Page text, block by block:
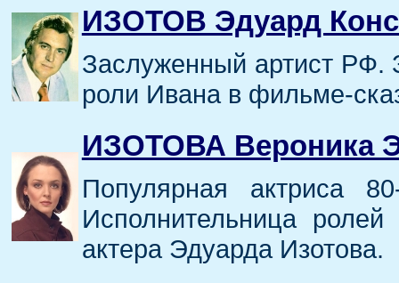
ИЗОТОВ Эдуард
Заслуженный артист РФ.
роли Ивана в фильме-
ИЗОТОВА Вероника
Популярная актриса
Исполнительница
актера Эдуарда Изотова.